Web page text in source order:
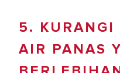
5. KURANGI
AIR PANAS